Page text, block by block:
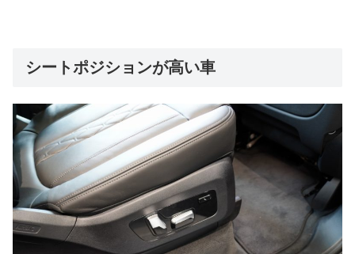
シートポジションが高い車